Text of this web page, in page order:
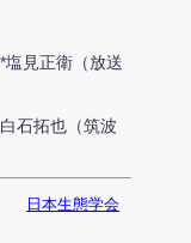
見正衛（放送
石拓也（筑波
日本生態学会